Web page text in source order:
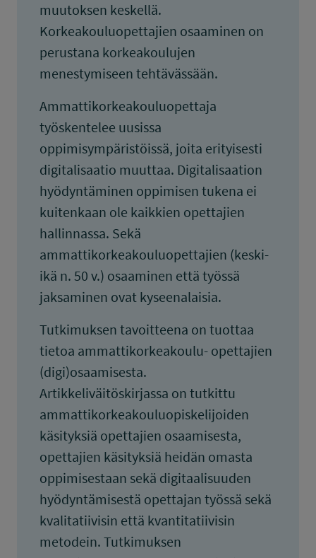
muutoksen keskellä.
Korkeakouluopettajien osaaminen on
perustana korkeakoulujen
menestymiseen tehtävässään.
Ammattikorkeakouluopettaja
työskentelee uusissa
oppimisympäristöissä, joita erityisesti
digitalisaatio muuttaa. Digitalisaation
hyödyntäminen oppimisen tukena ei
kuitenkaan ole kaikkien opettajien
hallinnassa. Sekä
ammattikorkeakouluopettajien (keski-
ikä n. 50 v.) osaaminen että työssä
jaksaminen ovat kyseenalaisia.
Tutkimuksen tavoitteena on tuottaa
tietoa ammattikorkeakoulu- opettajien
(digi)osaamisesta.
Artikkeliväitöskirjassa on tutkittu
ammattikorkeakouluopiskelijoiden
käsityksiä opettajien osaamisesta,
opettajien käsityksiä heidän omasta
oppimisestaan sekä digitaalisuuden
hyödyntämisestä opettajan työssä sekä
kvalitatiivisin että kvantitatiivisin
metodein. Tutkimuksen